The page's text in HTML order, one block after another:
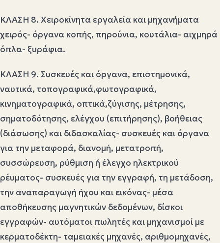
ΚΛΑΣΗ 8. Χειροκίνητα εργαλεία και μηχανήματα
χειρός- όργανα κοπής, πηρούνια, κουτάλια- αιχμηρά
όπλα- ξυράφια.
ΚΛΑΣΗ 9. Συσκευές και όργανα, επιστημονικά,
ναυτικά, τοπογραφικά,φωτογραφικά,
κινηματογραφικά, οπτικά,ζύγισης, μέτρησης,
σηματοδότησης, ελέγχου (επιτήρησης), βοήθειας
(διάσωσης) και διδασκαλίας- συσκευές και όργανα
για την μεταφορά, διανομή, μετατροπή,
συσσώρευση, ρύθμιση ή έλεγχο ηλεκτρικού
ρέυματος- συσκευές για την εγγραφή, τη μετάδοση,
την αναπαραγωγή ήχου και εικόνας- μέσα
αποθήκευσης μαγνητικών δεδομένων, δίσκοι
εγγραφών- αυτόματοι πωλητές και μηχανισμοί με
κερματοδέκτη- ταμειακές μηχανές, αριθμομηχανές,